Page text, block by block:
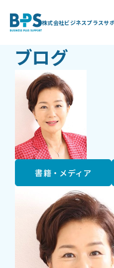
株式会社ビジネスプラスサ
BPS代表藤
ブログ
書籍・メディア